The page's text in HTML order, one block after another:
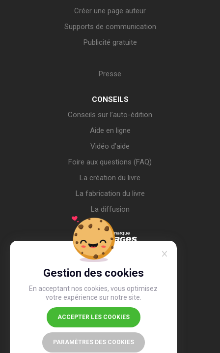
Gestion des cookies
En acceptant nos cookies, vous optimisez
votre expérience sur notre site.
ACCEPTER LES COOKIES
PARAMÈTRES DES COOKIES
Créer une page auteur
Supports de communication
Publicité gratuite
Presse
CONSEILS
Conseils sur l’auto-édition
Aide en ligne
Vidéo d’aide
Foire aux questions (FAQ)
La création du livre
La fabrication du livre
La diffusion
4,4